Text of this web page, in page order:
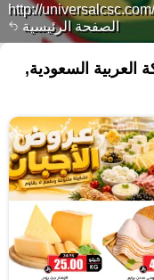
الصفحة الرئيسية
http://
السعودية,